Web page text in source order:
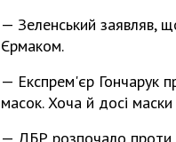
— Зеленський заявляв,
Єрмаком.
— Експрем'єр Гончарук
масок. Хоча й досі